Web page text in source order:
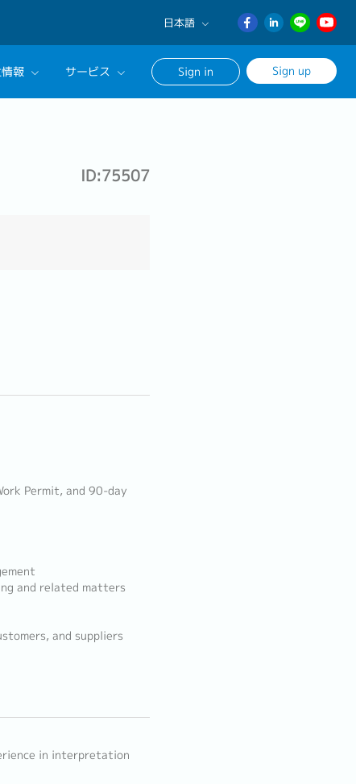
日本語
English
日本語
報 サービス Sign in Sign up
ID:75507
Permit, and 90-day
and related matters
and suppliers
in interpretation